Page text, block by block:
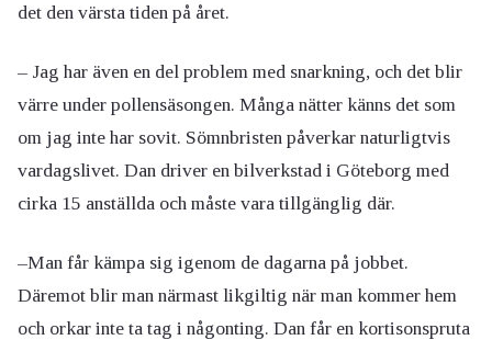
det den värsta tiden på året.
– Jag har även en del problem med snarkning, och det blir
värre under pollensäsongen. Många nätter känns det som
om jag inte har sovit. Sömnbristen påverkar naturligtvis
vardagslivet. Dan driver en bilverkstad i Göteborg med
cirka 15 anställda och måste vara tillgänglig där.
–Man får kämpa sig igenom de dagarna på jobbet.
Däremot blir man närmast likgiltig när man kommer hem
och orkar inte ta tag i någonting. Dan får en kortisonspruta